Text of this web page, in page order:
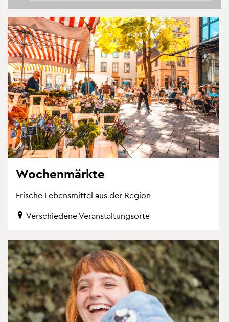
Wo­chen­märk­te
Fri­sche Le­bens­mit­tel aus der Re­gi­on
Ver­schie­de­ne Ver­an­stal­tungs­or­te